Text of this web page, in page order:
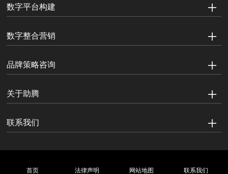
数字平台构建
数字整合营销
品牌策略咨询
关于助腾
联系我们
首页 法律声明 网站地图 联系我们